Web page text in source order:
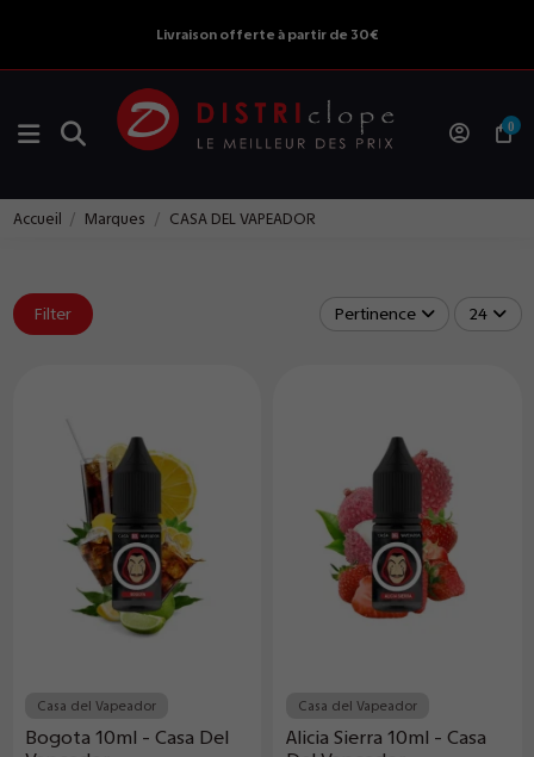
Livraison offerte à partir de 30€
0
Accueil Marques CASA DEL VAPEADOR
Filter Pertinence 24
Casa del Vapeador
Bogota 10ml - Casa Del
Casa del Vapeador
Alicia Sierra 10ml - Casa